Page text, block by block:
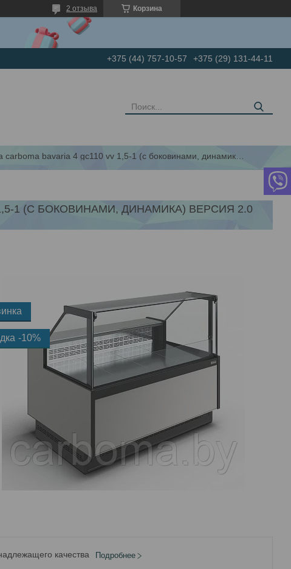
Корзина
2 отзыва
+375 (44) 757-10-57 +375 (29) 131-44-11
Холодильная витрина сarboma bavaria 4 gc110 vv 1,5-1 (с боковинами, динамика) версия 2.0 -5...+5
1 (С БОКОВИНАМИ, ДИНАМИКА) ВЕРСИЯ 2.0
-10%
качества Подробнее